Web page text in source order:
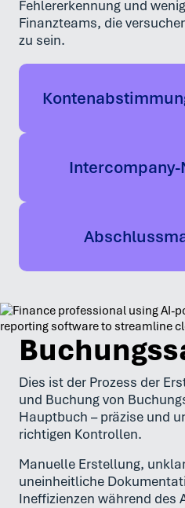
Fehlererkennung und
Finanzteams, die
zu sein.
Dies ist der Prozess der
und Buchung von
Hauptbuch – präzise und
richtigen Kontrollen.
Manuelle Erstellung,
uneinheitliche
Ineffizienzen während des